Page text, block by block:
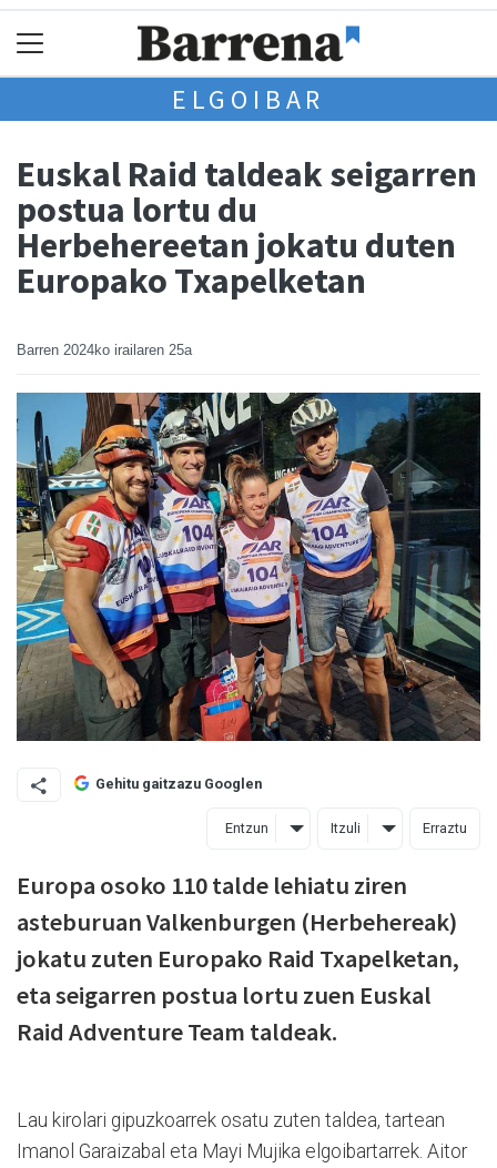
ELGOIBAR
Euskal Raid taldeak seigarren
postua lortu du
Herbehereetan jokatu duten
Europako Txapelketan
Barren 2024ko irailaren 25a
Gehitu gaitzazu Googlen
Entzun Itzuli Erraztu
Europa osoko 110 talde lehiatu ziren
asteburuan Valkenburgen (Herbehereak)
jokatu zuten Europako Raid Txapelketan,
eta seigarren postua lortu zuen Euskal
Raid Adventure Team taldeak.
Lau kirolari gipuzkoarrek osatu zuten taldea, tartean
Imanol Garaizabal eta Mayi Mujika elgoibartarrek. Aitor